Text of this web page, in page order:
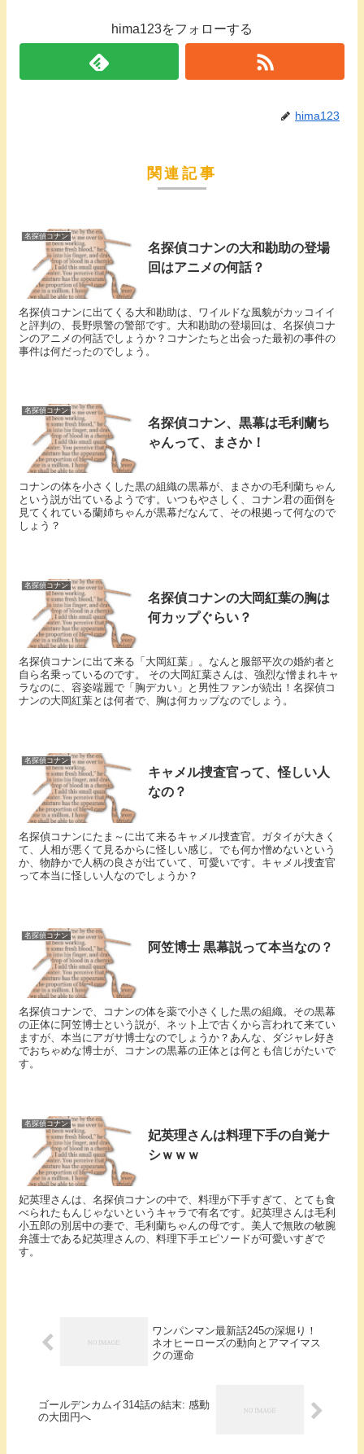
hima123をフォローする
hima123
関連記事
名探偵コナン
名探偵コナンの大和勘助の登場
回はアニメの何話？
名探偵コナンに出てくる大和勘助は、ワイルドな風貌がカッコイイ
と評判の、長野県警の警部です。大和勘助の登場回は、名探偵コナ
ンのアニメの何話でしょうか？コナンたちと出会った最初の事件の
事件は何だったのでしょう。
名探偵コナン
名探偵コナン、黒幕は毛利蘭ち
ゃんって、まさか！
コナンの体を小さくした黒の組織の黒幕が、まさかの毛利蘭ちゃん
という説が出ているようです。いつもやさしく、コナン君の面倒を
見てくれている蘭姉ちゃんが黒幕だなんて、その根拠って何なので
しょう？
名探偵コナン
名探偵コナンの大岡紅葉の胸は
何カップぐらい？
名探偵コナンに出て来る「大岡紅葉」。なんと服部平次の婚約者と
自ら名乗っているのです。 その大岡紅葉さんは、強烈な憎まれキャ
ラなのに、容姿端麗で「胸デカい」と男性ファンが続出！名探偵コ
ナンの大岡紅葉とは何者で、胸は何カップなのでしょう。
名探偵コナン
キャメル捜査官って、怪しい人
なの？
名探偵コナンにたま～に出て来るキャメル捜査官。ガタイが大きく
て、人相が悪くて見るからに怪しい感じ。でも何か憎めないという
か、物静かで人柄の良さが出ていて、可愛いです。キャメル捜査官
って本当に怪しい人なのでしょうか？
名探偵コナン
阿笠博士 黒幕説って本当なの？
名探偵コナンで、コナンの体を薬で小さくした黒の組織。その黒幕
の正体に阿笠博士という説が、ネット上で古くから言われて来てい
ますが、本当にアガサ博士なのでしょうか？あんな、ダジャレ好き
でおちゃめな博士が、コナンの黒幕の正体とは何とも信じがたいで
す。
名探偵コナン
妃英理さんは料理下手の自覚ナ
シｗｗｗ
妃英理さんは、名探偵コナンの中で、料理が下手すぎて、とても食
べられたもんじゃないというキャラで有名です。妃英理さんは毛利
小五郎の別居中の妻で、毛利蘭ちゃんの母です。美人で無敗の敏腕
弁護士である妃英理さんの、料理下手エピソードが可愛いすぎで
す。
ワンパンマン最新話245の深堀り！
ネオヒーローズの動向とアマイマス
クの運命
ゴールデンカムイ314話の結末: 感動
の大団円へ